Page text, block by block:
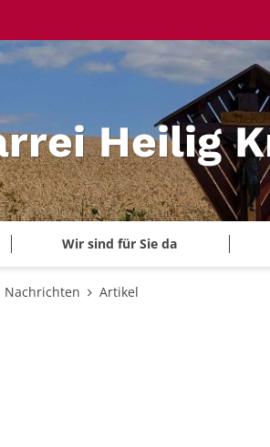
Heilig
Wir sind für Sie da
Nachrichten Artikel